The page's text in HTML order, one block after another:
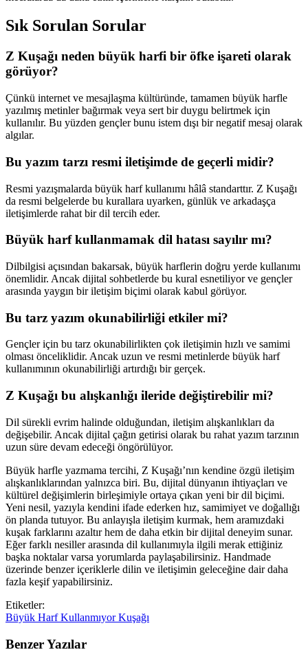
Sık Sorulan Sorular
Z Kuşağı neden büyük harfi bir öfke işareti olarak
görüyor?
Çünkü internet ve mesajlaşma kültüründe, tamamen büyük harfle
yazılmış metinler bağırmak veya sert bir duygu belirtmek için
kullanılır. Bu yüzden gençler bunu istem dışı bir negatif mesaj olarak
algılar.
Bu yazım tarzı resmi iletişimde de geçerli midir?
Resmi yazışmalarda büyük harf kullanımı hâlâ standarttır. Z Kuşağı
da resmi belgelerde bu kurallara uyarken, günlük ve arkadaşça
iletişimlerde rahat bir dil tercih eder.
Büyük harf kullanmamak dil hatası sayılır mı?
Dilbilgisi açısından bakarsak, büyük harflerin doğru yerde kullanımı
önemlidir. Ancak dijital sohbetlerde bu kural esnetiliyor ve gençler
arasında yaygın bir iletişim biçimi olarak kabul görüyor.
Bu tarz yazım okunabilirliği etkiler mi?
Gençler için bu tarz okunabilirlikten çok iletişimin hızlı ve samimi
olması önceliklidir. Ancak uzun ve resmi metinlerde büyük harf
kullanımının okunabilirliği artırdığı bir gerçek.
Z Kuşağı bu alışkanlığı ileride değiştirebilir mi?
Dil sürekli evrim halinde olduğundan, iletişim alışkanlıkları da
değişebilir. Ancak dijital çağın getirisi olarak bu rahat yazım tarzının
uzun süre devam edeceği öngörülüyor.
Büyük harfle yazmama tercihi, Z Kuşağı’nın kendine özgü iletişim
alışkanlıklarından yalnızca biri. Bu, dijital dünyanın ihtiyaçları ve
kültürel değişimlerin birleşimiyle ortaya çıkan yeni bir dil biçimi.
Yeni nesil, yazıyla kendini ifade ederken hız, samimiyet ve doğallığı
ön planda tutuyor. Bu anlayışla iletişim kurmak, hem aramızdaki
kuşak farklarını azaltır hem de daha etkin bir dijital deneyim sunar.
Eğer farklı nesiller arasında dil kullanımıyla ilgili merak ettiğiniz
başka noktalar varsa yorumlarda paylaşabilirsiniz. Handmade
üzerinde benzer içeriklerle dilin ve iletişimin geleceğine dair daha
fazla keşif yapabilirsiniz.
Etiketler:
Büyük HarfKullanmıyorKuşağı
Benzer Yazılar